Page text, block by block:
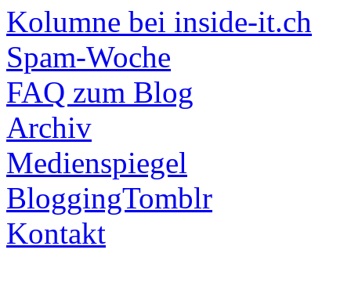
Kolumne bei inside-it.ch
Spam-Woche
FAQ zum Blog
Archiv
Medienspiegel
BloggingTomblr
Kontakt